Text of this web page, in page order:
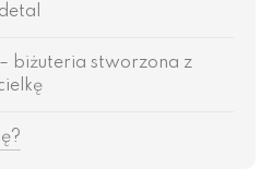
biżuteria stworzona z